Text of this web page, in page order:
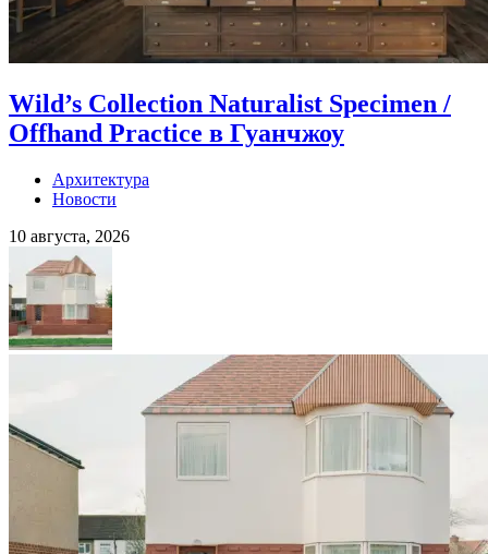
Wild’s Collection Naturalist Specimen /
Offhand Practice в Гуанчжоу
Архитектура
Новости
10 августа, 2026